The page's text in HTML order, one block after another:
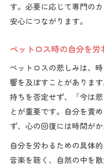
す。必要に応じて専門の
安心につながります。
ペットロス時の自分を労
ペットロスの悲しみは、
響を及ぼすことがありま
持ちを否定せず、「今は
とが重要です。自分を責
ず、心の回復には時間が
自分を労わるための具体
音楽を聴く、自然の中を